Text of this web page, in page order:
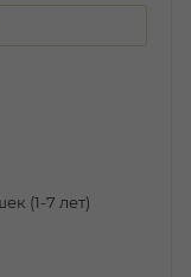
(1-7 лет)